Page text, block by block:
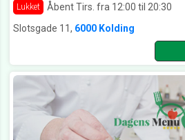
Lukket
Åbent Tirs. fra 12:00 til 20:30
Slotsgade 11, 6000 Kolding